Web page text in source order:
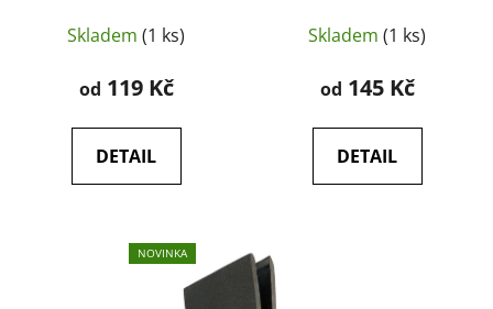
Outdoor
Skladem (1 ks)
od 119 Kč
DETAIL
Outdoor
Skladem (1 ks)
od 145 Kč
DETAIL
NOVINKA